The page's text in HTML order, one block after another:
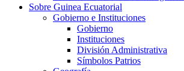
Sobre Guinea Ecuatorial
Gobierno e Instituciones
Gobierno
Instituciones
División Administrativa
Símbolos Patrios